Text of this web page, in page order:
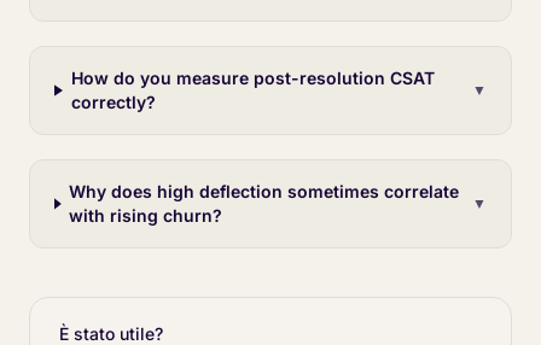
How do you measure post-resolution CSAT
correctly?
▼
Why does high deflection sometimes correlate
with rising churn?
▼
È stato utile?